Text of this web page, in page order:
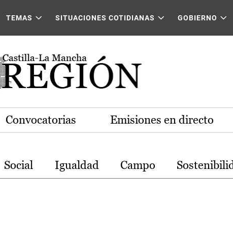
TEMAS SITUACIONES COTIDIANAS GOBIERNO
Convocatorias Emisiones en directo
Social Igualdad Campo